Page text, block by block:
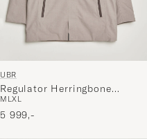
UBR
Regulator Herringbone
M LXL
5 999,-